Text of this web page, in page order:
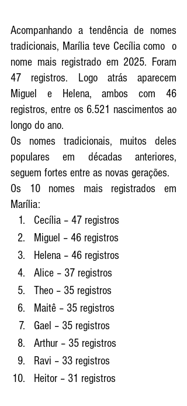
Acompanhando a tendência de nomes
tradicionais, Marília teve Cecília como  o
nome mais registrado em 2025. Foram
47 registros. Logo atrás aparecem
Miguel e Helena, ambos com 46
registros, entre os 6.521 nascimentos ao
longo do ano.
Os nomes tradicionais, muitos deles
populares em décadas anteriores,
seguem fortes entre as novas gerações.
Os 10 nomes mais registrados em
Marília:
Cecília – 47 registros
Miguel – 46 registros
Helena – 46 registros
Alice – 37 registros
Theo – 35 registros
Maitê – 35 registros
Gael – 35 registros
Arthur – 35 registros
Ravi – 33 registros
Heitor – 31 registros